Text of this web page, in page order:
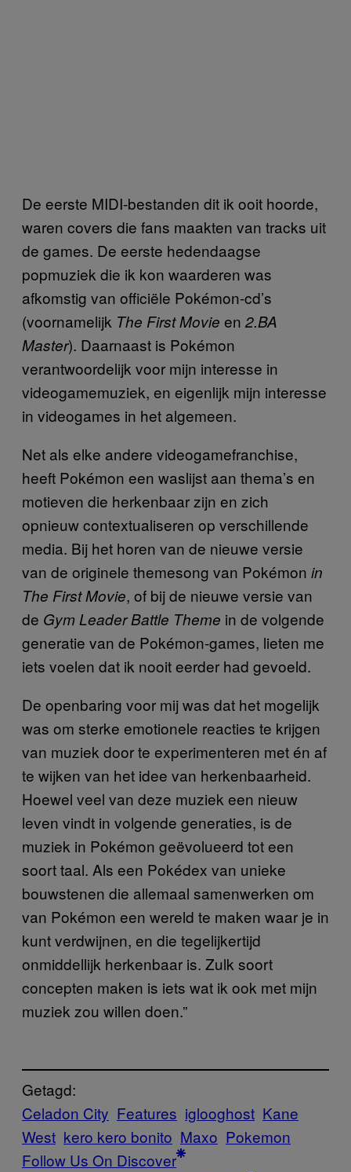
De eerste MIDI-bestanden dit ik ooit hoorde,
waren covers die fans maakten van tracks uit
de games. De eerste hedendaagse
popmuziek die ik kon waarderen was
afkomstig van officiële Pokémon-cd’s
(voornamelijk The First Movie en 2.BA
Master). Daarnaast is Pokémon
verantwoordelijk voor mijn interesse in
videogamemuziek, en eigenlijk mijn interesse
in videogames in het algemeen.
Net als elke andere videogamefranchise,
heeft Pokémon een waslijst aan thema’s en
motieven die herkenbaar zijn en zich
opnieuw contextualiseren op verschillende
media. Bij het horen van de nieuwe versie
van de originele themesong van Pokémon in
The First Movie, of bij de nieuwe versie van
de Gym Leader Battle Theme in de volgende
generatie van de Pokémon-games, lieten me
iets voelen dat ik nooit eerder had gevoeld.
De openbaring voor mij was dat het mogelijk
was om sterke emotionele reacties te krijgen
van muziek door te experimenteren met én af
te wijken van het idee van herkenbaarheid.
Hoewel veel van deze muziek een nieuw
leven vindt in volgende generaties, is de
muziek in Pokémon geëvolueerd tot een
soort taal. Als een Pokédex van unieke
bouwstenen die allemaal samenwerken om
van Pokémon een wereld te maken waar je in
kunt verdwijnen, en die tegelijkertijd
onmiddellijk herkenbaar is. Zulk soort
concepten maken is iets wat ik ook met mijn
muziek zou willen doen.”
Getagd:
Celadon City Features iglooghost Kane
West kero kero bonito Maxo Pokemon
Follow Us On Discover